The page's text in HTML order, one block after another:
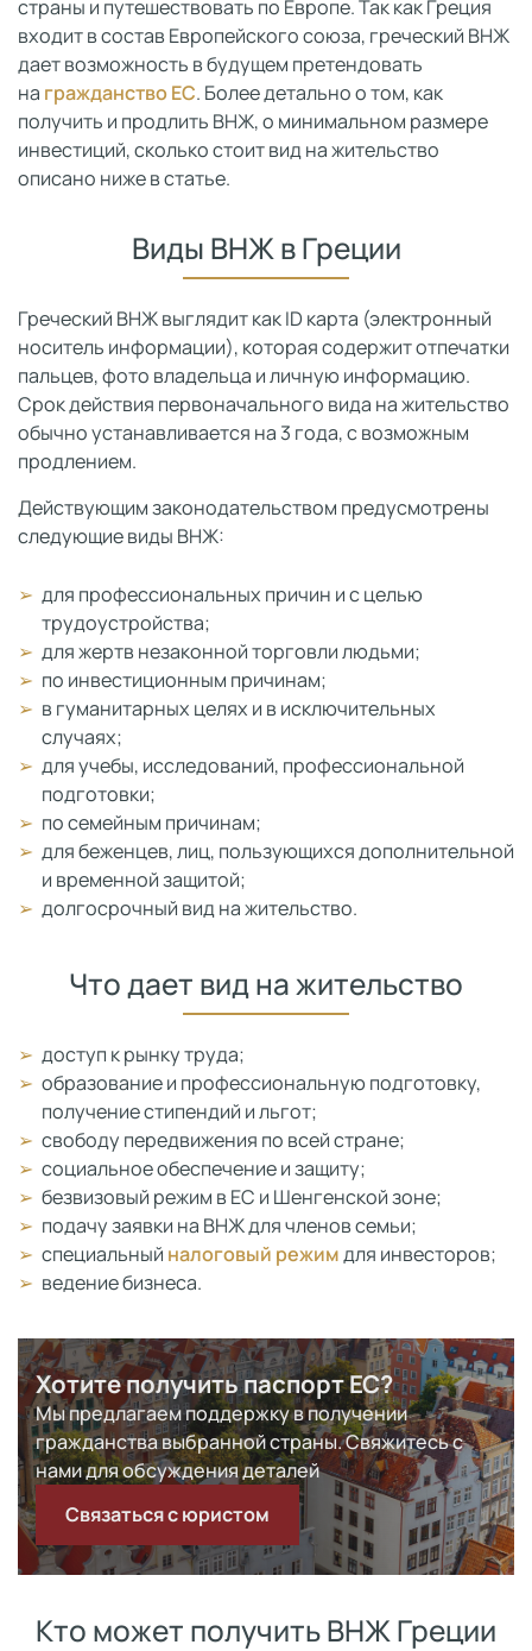
страны и путешествовать по Европе. Так как Греция
входит в состав Европейского союза, греческий ВНЖ
дает возможность в будущем претендовать
на гражданство ЕС. Более детально о том, как
получить и продлить ВНЖ, о минимальном размере
инвестиций, сколько стоит вид на жительство
описано ниже в статье.
Виды ВНЖ в Греции
Греческий ВНЖ выглядит как ID карта (электронный
носитель информации), которая содержит отпечатки
пальцев, фото владельца и личную информацию.
Срок действия первоначального вида на жительство
обычно устанавливается на 3 года, с возможным
продлением.
Действующим законодательством предусмотрены
следующие виды ВНЖ:
для профессиональных причин и с целью
трудоустройства;
для жертв незаконной торговли людьми;
по инвестиционным причинам;
в гуманитарных целях и в исключительных
случаях;
для учебы, исследований, профессиональной
подготовки;
по семейным причинам;
для беженцев, лиц, пользующихся дополнительной
и временной защитой;
долгосрочный вид на жительство.
Что дает вид на жительство
доступ к рынку труда;
образование и профессиональную подготовку,
получение стипендий и льгот;
свободу передвижения по всей стране;
социальное обеспечение и защиту;
безвизовый режим в ЕС и Шенгенской зоне;
подачу заявки на ВНЖ для членов семьи;
специальный налоговый режимдля инвесторов;
ведение бизнеса.
Хотите получить паспорт ЕС?
Мы предлагаем поддержку в получении
гражданства выбранной страны. Свяжитесь с
нами для обсуждения деталей
Связаться с юристом
Кто может получить ВНЖ Греции